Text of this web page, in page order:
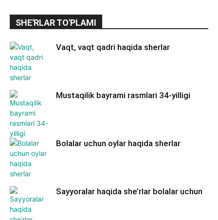
SHE'RLAR TO'PLAMI
Vaqt, vaqt qadri haqida sherlar
Mustaqilik bayrami rasmlari 34-yilligi
Bolalar uchun oylar haqida sherlar
Sayyoralar haqida she’rlar bolalar uchun